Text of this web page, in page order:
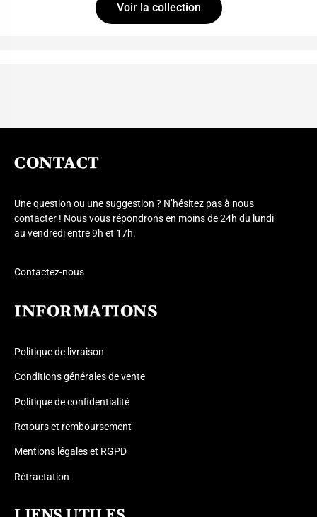
Voir la collection
CONTACT
Une question ou une suggestion ? N’hésitez pas à nous
contacter ! Nous vous répondrons en moins de 24h du lundi
au vendredi entre 9h et 17h.
Contactez-nous
INFORMATIONS
Politique de livraison
Conditions générales de vente
Politique de confidentialité
Retours et remboursement
Mentions légales et RGPD
Rétractation